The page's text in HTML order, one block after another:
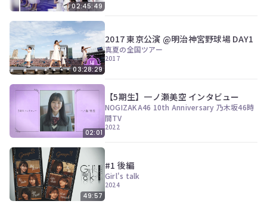
02:45:49
03:28:29
2017 東京公演 @明治神宮野球場 DAY1
真夏の全国ツアー
2017
02:01
【5期生】一ノ瀬美空 インタビュー
NOGIZAKA46 10th Anniversary 乃木坂46時
間TV
2022
49:57
#1 後編
Girl's talk
2024